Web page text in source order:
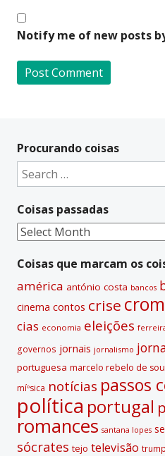
Notify me of new posts
t
e
a
t
i
v
Procurando coisas
Search
for:
Coisas passadas
Coisas
Coisas que marcam os
américa antónio costa bancos
cinema contos crise
cias economia eleições
governos jornais jornalismo
portuguesa marcelo rebelo de
míºsica notí­cias passos
polí­tica portugal
romances santana lopes
sócrates tejo televisão trump